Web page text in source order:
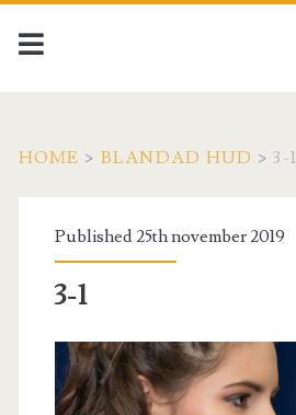
HOME > BLANDAD HUD >3-1
Published 25th november 2019
3-1